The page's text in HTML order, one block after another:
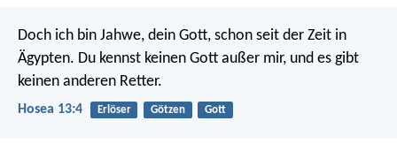
Doch ich bin Jahwe, dein Gott, schon seit der Zeit in
Ägypten. Du kennst keinen Gott außer mir, und es gibt
keinen anderen Retter.
Hosea 13:4 Erlöser Götzen Gott